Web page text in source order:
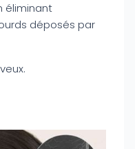
éliminant
déposés par